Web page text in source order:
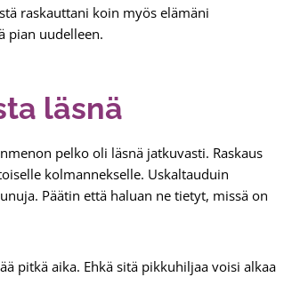
raskauttani koin myös elämäni
pian uudelleen.
läsnä
pelko oli läsnä jatkuvasti. Raskaus
kolmannekselle. Uskaltauduin
Päätin että haluan ne tietyt, missä on
pitkä aika. Ehkä sitä pikkuhiljaa voisi alkaa